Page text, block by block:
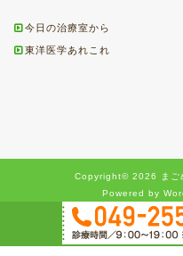
今日の治療室から
東洋医学あれこれ
Copyright© 2026 まご
Powered by